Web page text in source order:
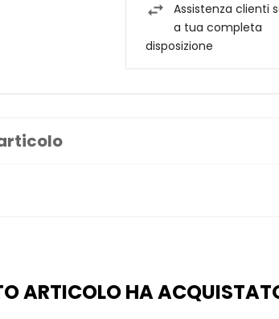
Assistenza clienti
a tua completa
disposizione
ARTICOLO HA